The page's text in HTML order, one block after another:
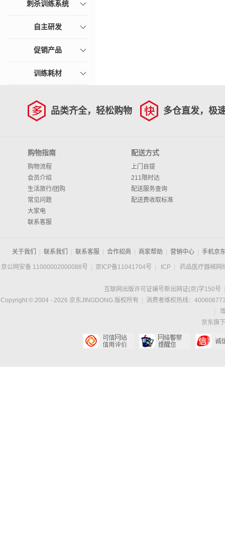
刺杀训练系统
自主研发
促销产品
训练耗材
品类齐全，轻松购物 多仓直发，极
购物指南
购物流程
会员介绍
生活旅行/团购
常见问题
大家电
联系客服
配送方式
上门自提
211限时达
配送服务查询
配送费收取标准
关于我们 联系我们 联系客服 合作招商 商家帮助 营销中心 手机京
京公网安备 11000002000088号 京ICP备11041704号 ICP 药品医疗器械网
互联网出版许可证编号新出网证(京)字150号
Copyright © 2004 - 2026 京东JINGDONG 版权所有
消费者维权热线：
京东旗